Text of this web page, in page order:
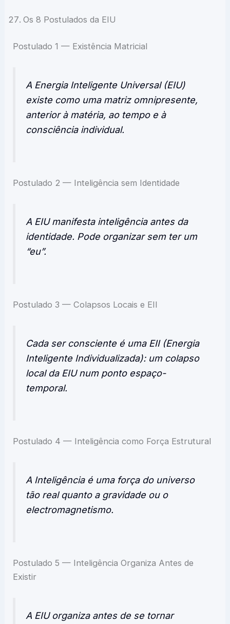
Os 8 Postulados da EIU
Postulado 1 — Existência Matricial
A Energia Inteligente Universal (EIU)
existe como uma matriz omnipresente,
anterior à matéria, ao tempo e à
consciência individual.
Postulado 2 — Inteligência sem Identidade
A EIU manifesta inteligência antes da
identidade. Pode organizar sem ter um
“eu”.
Postulado 3 — Colapsos Locais e EII
Cada ser consciente é uma EII (Energia
Inteligente Individualizada): um colapso
local da EIU num ponto espaço-
temporal.
Postulado 4 — Inteligência como Força Estrutural
A Inteligência é uma força do universo
tão real quanto a gravidade ou o
electromagnetismo.
Postulado 5 — Inteligência Organiza Antes de
Existir
A EIU organiza antes de se tornar